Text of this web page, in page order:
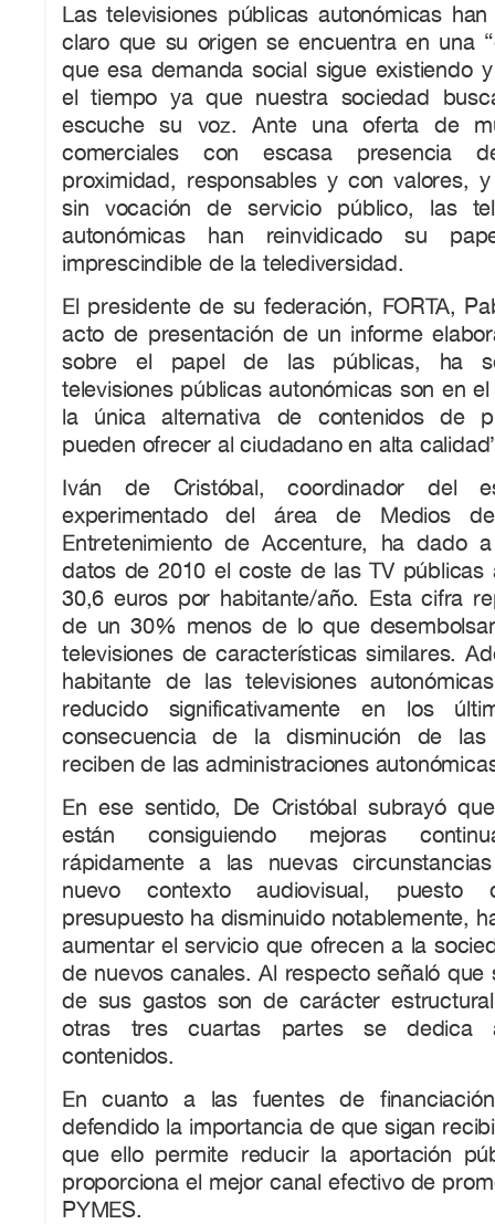
Las televisiones públicas autonómicas
claro que su origen se encuentra en una
que esa demanda social sigue existiendo
el tiempo ya que nuestra sociedad
escuche su voz. Ante una oferta de
comerciales con escasa presencia
proximidad, responsables y con valores,
sin vocación de servicio público, las
autonómicas han reinvidicado su
imprescindible de la telediversidad.
El presidente de su federación, FORTA,
acto de presentación de un informe
sobre el papel de las públicas, ha
televisiones públicas autonómicas son en
la única alternativa de contenidos de
pueden ofrecer al ciudadano en alta
Iván de Cristóbal, coordinador del
experimentado del área de Medios
Entretenimiento de Accenture, ha dado
datos de 2010 el coste de las TV públicas
30,6 euros por habitante/año. Esta cifra
de un 30% menos de lo que
televisiones de características similares.
habitante de las televisiones
reducido significativamente en los
consecuencia de la disminución de las
reciben de las administraciones
En ese sentido, De Cristóbal subrayó
están consiguiendo mejoras
rápidamente a las nuevas
nuevo contexto audiovisual,
presupuesto ha disminuido notablemente,
aumentar el servicio que ofrecen a la
de nuevos canales. Al respecto señaló que
de sus gastos son de carácter
otras tres cuartas partes se dedica
contenidos.
En cuanto a las fuentes de
defendido la importancia de que sigan
que ello permite reducir la aportación
proporciona el mejor canal efectivo de
PYMES.